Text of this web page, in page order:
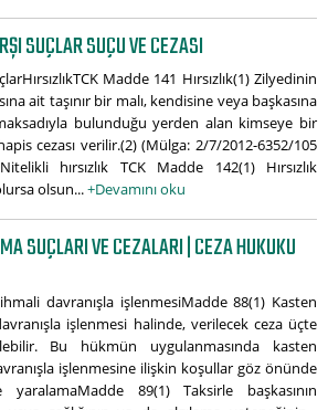
SUÇLAR SUÇU VE CEZASI
Madde 141 Hırsızlık(1) Zilyedinin
ait taşınır bir malı, kendisine veya başkasına
bulunduğu yerden alan kimseye bir
cezası verilir.(2) (Mülga: 2/7/2012-6352/105
hırsızlık TCK Madde 142(1) Hırsızlık
olsun...+Devamını oku
SUÇLARI VE CEZALARI | CEZA HUKUKU
davranışla işlenmesiMadde 88(1) Kasten
işlenmesi halinde, verilecek ceza üçte
Bu hükmün uygulanmasında kasten
işlenmesine ilişkin koşullar göz önünde
yaralamaMadde 89(1) Taksirle başkasının